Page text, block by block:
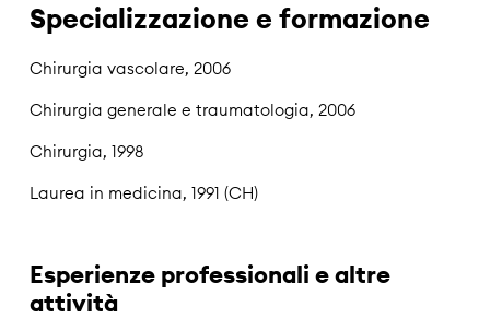
Specializzazione e formazione
Chirurgia vascolare, 2006
Chirurgia generale e traumatologia, 2006
Chirurgia, 1998
Laurea in medicina, 1991 (CH)
Esperienze professionali e altre
attività